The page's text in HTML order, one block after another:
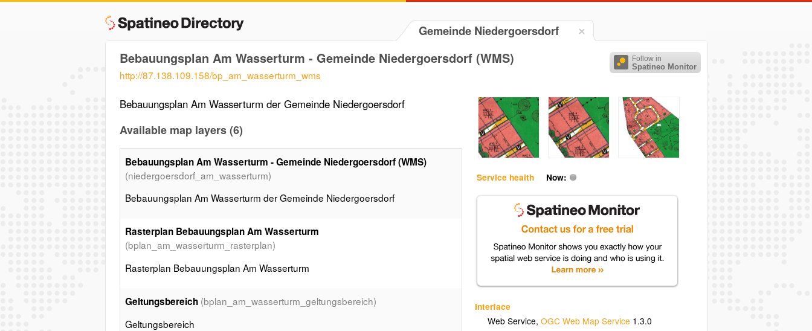
Gemeinde Niedergoersdorf
Follow in
Spatineo Monitor
Bebauungsplan Am Wasserturm - Gemeinde Niedergoersdorf (WMS)
http://87.138.109.158/bp_am_wasserturm_wms
Service health Now:
Interface
Web Service,OGC Web Map Service 1.3.0
Bebauungsplan Am Wasserturm der Gemeinde Niedergoersdorf
Available map layers (6)
Bebauungsplan Am Wasserturm - Gemeinde Niedergoersdorf (WMS)
(niedergoersdorf_am_wasserturm)
Bebauungsplan Am Wasserturm der Gemeinde Niedergoersdorf
Rasterplan Bebauungsplan Am Wasserturm
(bplan_am_wasserturm_rasterplan)
Rasterplan Bebauungsplan Am Wasserturm
Geltungsbereich (bplan_am_wasserturm_geltungsbereich)
Geltungsbereich